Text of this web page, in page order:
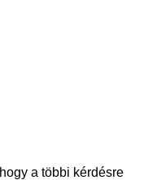
a többi kérdésre